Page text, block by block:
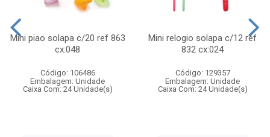
Mini piao solapa c/20 ref 863
cx:048
Código: 106486
Embalagem: Unidade
Caixa Com: 24 Unidade(s)
Mini relogio solapa c/12 ref
832 cx:024
Código: 129357
Embalagem: Unidade
Caixa Com: 24 Unidade(s)